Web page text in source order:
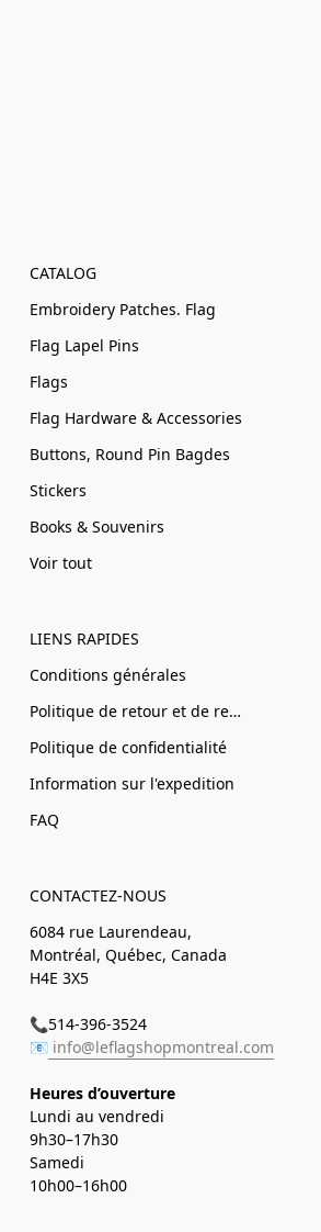
CATALOG
Embroidery Patches. Flag
Flag Lapel Pins
Flags
Flag Hardware & Accessories
Buttons, Round Pin Bagdes
Stickers
Books & Souvenirs
Voir tout
LIENS RAPIDES
Conditions générales
Politique de retour et de remboursement
Politique de confidentialité
Information sur l'expedition
FAQ
CONTACTEZ-NOUS
6084 rue Laurendeau,
Montréal, Québec, Canada
H4E 3X5
📞514-396-3524
📧 info@leflagshopmontreal.com
Heures d’ouverture
Lundi au vendredi
9h30–17h30
Samedi
10h00–16h00